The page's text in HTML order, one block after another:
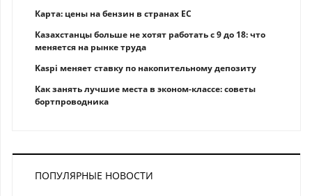
Карта: цены на бензин в странах ЕС
Казахстанцы больше не хотят работать с 9 до 18: что
меняется на рынке труда
Kaspi меняет ставку по накопительному депозиту
Как занять лучшие места в эконом-классе: советы
бортпроводника
ПОПУЛЯРНЫЕ НОВОСТИ